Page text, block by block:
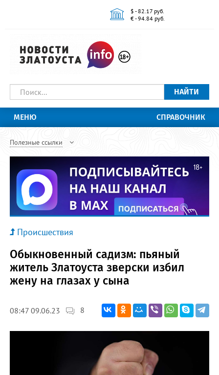
$ - 82.17 руб.
€ - 94.84 руб.
НАЙТИ
МЕНЮ СПРАВОЧНИК
Полезные ссылки
Происшествия
Обыкновенный садизм: пьяный
житель Златоуста зверски избил
жену на глазах у сына
08:47 09.06.23 8